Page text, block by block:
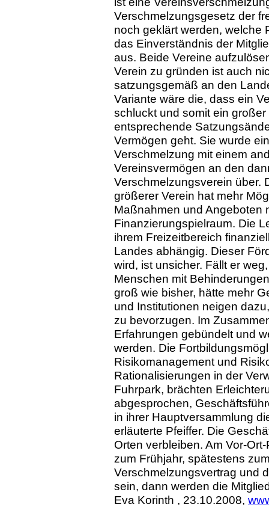
Verschmelzungsgesetz der
noch geklärt werden, welche
das Einverständnis der
aus. Beide Vereine
Verein zu gründen ist auch
satzungsgemäß an den
Variante wäre die, dass ein
schluckt und somit ein
entsprechende
Vermögen geht. Sie wurde
Verschmelzung mit einem
Vereinsvermögen an den
Verschmelzungsverein über.
größerer Verein hat mehr
Maßnahmen und Angeboten
Finanzierungspielraum. Die
ihrem Freizeitbereich
Landes abhängig. Dieser
wird, ist unsicher. Fällt er
Menschen mit
groß wie bisher, hätte mehr
und Institutionen neigen
zu bevorzugen. Im
Erfahrungen gebündelt und
werden. Die
Risikomanagement und
Rationalisierungen in der
Fuhrpark, brächten
abgesprochen,
in ihrer Hauptversammlung
erläuterte Pfeiffer. Die
Orten verbleiben. Am Vor-
zum Frühjahr, spätestens
Verschmelzungsvertrag und
sein, dann werden die
Eva Korinth , 23.10.2008,